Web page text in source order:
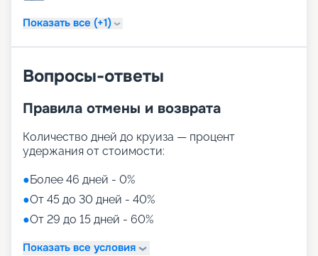
Показать все (+1)
Вопросы-ответы
Правила отмены и возврата
Количество дней до круиза — процент
удержания от стоимости:
●Более 46 дней - 0%
●От 45 до 30 дней - 40%
●От 29 до 15 дней - 60%
Показать все условия